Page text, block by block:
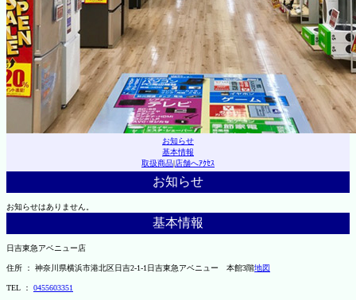
お知らせ
基本情報
取扱商品|店舗へｱｸｾｽ
お知らせ
お知らせはありません。
基本情報
日吉東急アベニュー店
住所 ： 神奈川県横浜市港北区日吉2-1-1日吉東急アベニュー 本館3階地図
TEL ： 0455603351